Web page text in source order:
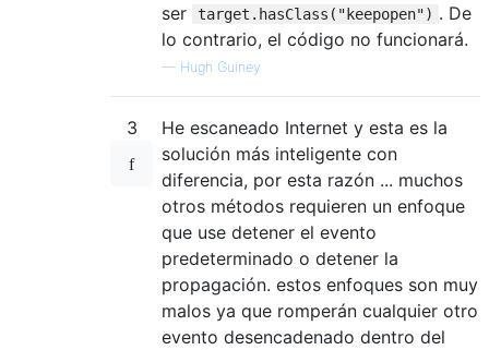
ser
target.hasClass("keepopen") . De
lo contrario, el código no funcionará.
— Hugh Guiney
3
He escaneado Internet y esta es la
solución más inteligente con
diferencia, por esta razón ... muchos
otros métodos requieren un enfoque
que use detener el evento
predeterminado o detener la
propagación. estos enfoques son muy
malos ya que romperán cualquier otro
evento desencadenado dentro del